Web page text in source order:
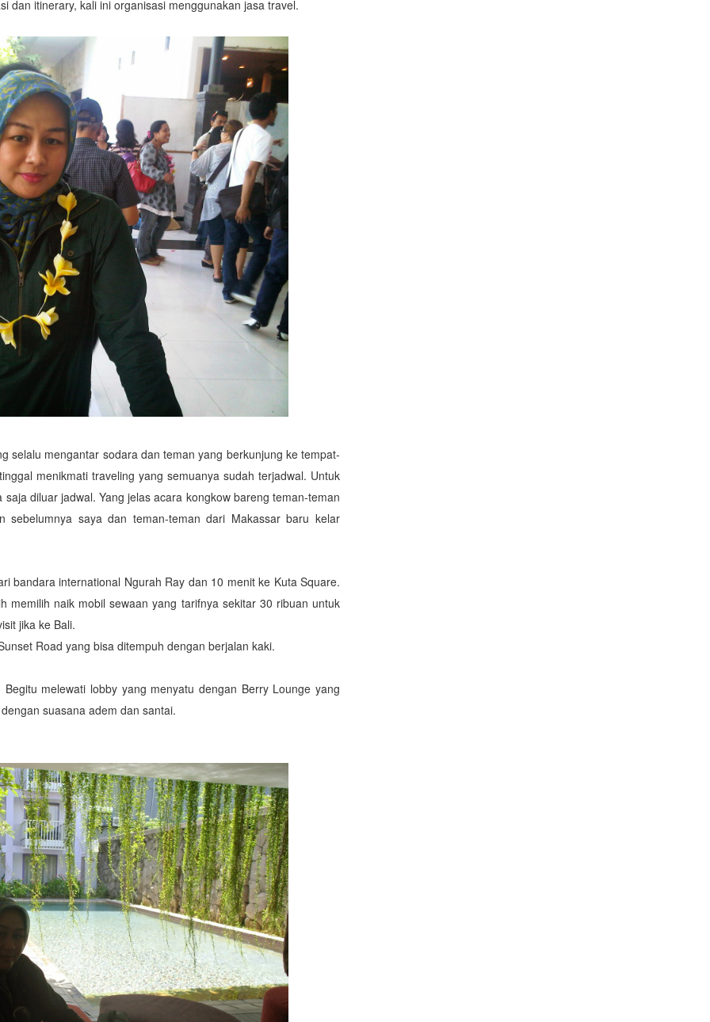
dan itinerary, kali ini organisasi menggunakan jasa travel.
selalu mengantar sodara dan teman yang berkunjung ke tempat-
menikmati traveling yang semuanya sudah terjadwal. Untuk
diluar jadwal. Yang jelas acara kongkow bareng teman-teman
saya dan teman-teman dari Makassar baru kelar
bandara international Ngurah Ray dan 10 menit ke Kuta Square.
memilih naik mobil sewaan yang tarifnya sekitar 30 ribuan untuk
jika ke Bali.
Road yang bisa ditempuh dengan berjalan kaki.
melewati lobby yang menyatu dengan Berry Lounge yang
suasana adem dan santai.